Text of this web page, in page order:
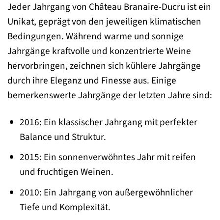
Jeder Jahrgang von Château Branaire-Ducru ist ein
Unikat, geprägt von den jeweiligen klimatischen
Bedingungen. Während warme und sonnige
Jahrgänge kraftvolle und konzentrierte Weine
hervorbringen, zeichnen sich kühlere Jahrgänge
durch ihre Eleganz und Finesse aus. Einige
bemerkenswerte Jahrgänge der letzten Jahre sind:
2016: Ein klassischer Jahrgang mit perfekter
Balance und Struktur.
2015: Ein sonnenverwöhntes Jahr mit reifen
und fruchtigen Weinen.
2010: Ein Jahrgang von außergewöhnlicher
Tiefe und Komplexität.